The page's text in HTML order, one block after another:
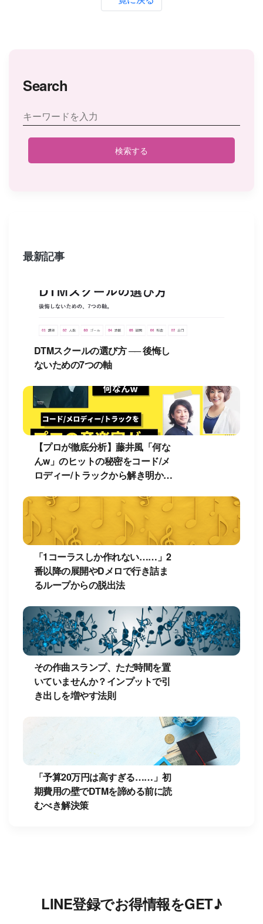
Search
検索する
最新記事
DTMスクールの選び方 ── 後悔し
ないための7つの軸
【プロが徹底分析】藤井風「何な
んw」のヒットの秘密をコード/メ
ロディー/トラックから解き明か
「1コーラスしか作れない……」2
番以降の展開やDメロで行き詰ま
るループからの脱出法
その作曲スランプ、ただ時間を置
いていませんか？インプットで引
き出しを増やす法則
「予算20万円は高すぎる……」初
期費用の壁でDTMを諦める前に読
むべき解決策
LINE登録でお得情報をGET♪